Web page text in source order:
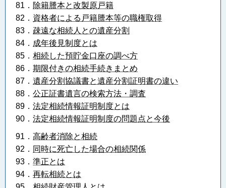
81． 除籍謄本と改製原戸籍
82． 資格者による戸籍謄本等の職権取得
83． 疎遠な相続人との遺産分割
84． 成年後見制度とは
85． 相続した預貯金口座の調べ方
86． 期限付きの相続手続きまとめ
87． 遺産分割協議書と遺産分割証明書の違い
88． 公正証書遺言の検索方法・調査
89． 法定相続情報証明制度とは
90． 法定相続情報証明制度の問題点と今後
91． 高齢者消除と相続
92． 同時に死亡した場合の相続関係
93． 準正とは
94． 再転相続とは